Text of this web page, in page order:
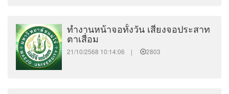
ทำงานหน้าจอทั้งวัน เสี่ยงจอประสาท
ตาเสื่อม
21/10/2568 10:14:06 | 2803